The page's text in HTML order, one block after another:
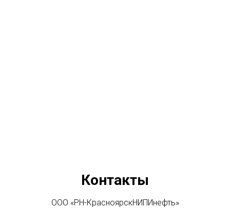
Контакты
ООО «РН-КрасноярскНИПИнефть»